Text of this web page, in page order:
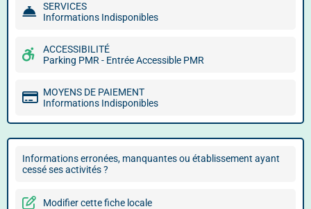
SERVICES
Informations Indisponibles
ACCESSIBILITÉ
Parking PMR - Entrée Accessible PMR
MOYENS DE PAIEMENT
Informations Indisponibles
Informations erronées, manquantes ou établissement ayant
cessé ses activités ?
Modifier cette fiche locale